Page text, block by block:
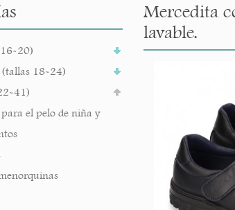
16-20)
(tallas 18-24)
41)
para el pelo de niña y
Mercedita
lavable.